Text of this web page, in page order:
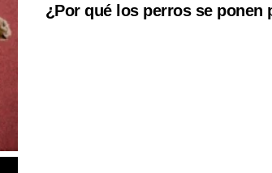
¿Por qué los perros se ponen